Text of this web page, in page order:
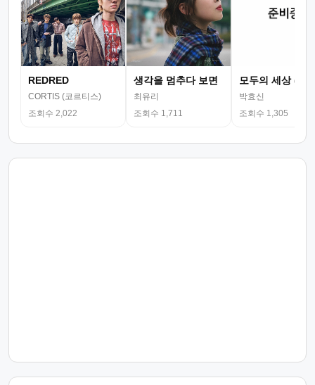
REDRED
CORTIS (코르티스)
조회수 2,022
생각을 멈추다 보면
최유리
조회수 1,711
모두의 세상 (뮤
박효신
조회수 1,305